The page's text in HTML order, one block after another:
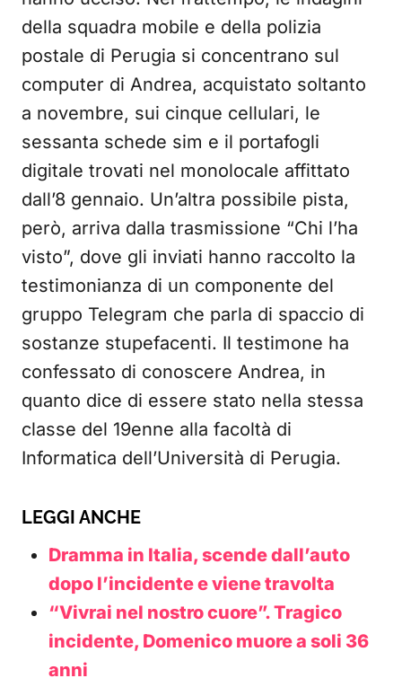
della squadra mobile e della polizia
postale di Perugia si concentrano sul
computer di Andrea, acquistato soltanto
a novembre, sui cinque cellulari, le
sessanta schede sim e il portafogli
digitale trovati nel monolocale affittato
dall’8 gennaio. Un’altra possibile pista,
però, arriva dalla trasmissione “Chi l’ha
visto”, dove gli inviati hanno raccolto la
testimonianza di un componente del
gruppo Telegram che parla di spaccio di
sostanze stupefacenti. Il testimone ha
confessato di conoscere Andrea, in
quanto dice di essere stato nella stessa
classe del 19enne alla facoltà di
Informatica dell’Università di Perugia.
LEGGI ANCHE
Dramma in Italia, scende dall’auto
dopo l’incidente e viene travolta
“Vivrai nel nostro cuore”. Tragico
incidente, Domenico muore a soli 36
anni